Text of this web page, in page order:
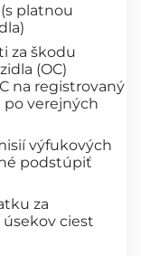
platnou
za škodu
(OC)
na registrovaný
po verejných
výfukových
podstúpiť
za
ciest